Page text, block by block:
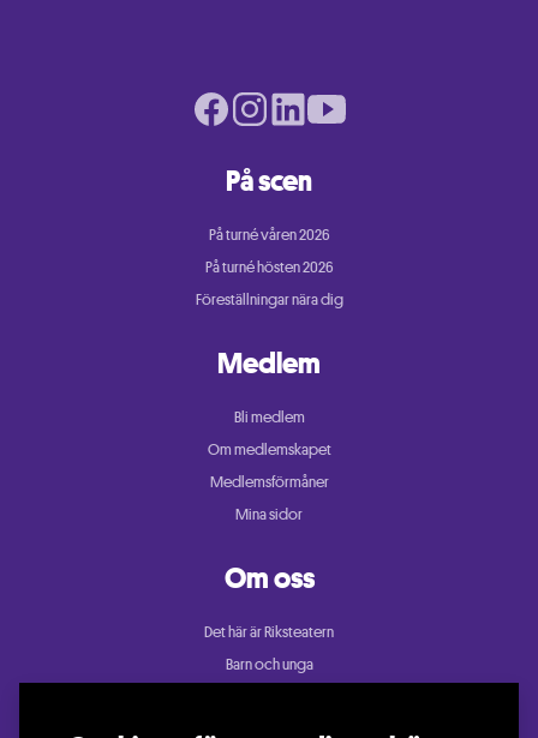
På scen
På turné våren 2026
På turné hösten 2026
Föreställningar nära dig
Medlem
Bli medlem
Om medlemskapet
Medlemsförmåner
Mina sidor
Om oss
Det här är Riksteatern
Barn och unga
Facebook page
Instagram page
LinkedIn pageYoutube page